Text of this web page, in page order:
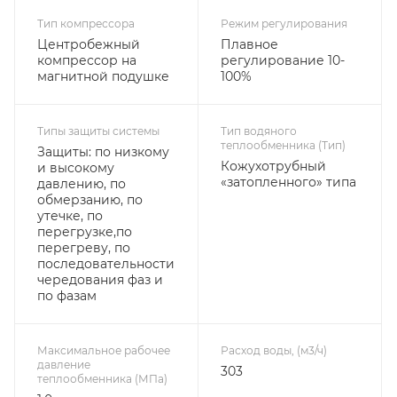
Тип компрессора
Центробежный
компрессор на
магнитной подушке
Режим регулирования
Плавное
регулирование 10-
100%
Типы защиты системы
Защиты: по низкому
и высокому
давлению, по
обмерзанию, по
утечке, по
перегрузке,по
перегреву, по
последовательности
чередования фаз и
по фазам
Тип водяного
теплообменника (Тип)
Кожухотрубный
«затопленного» типа
Максимальное рабочее
давление
теплообменника (МПа)
Расход воды, (м3/ч)
303